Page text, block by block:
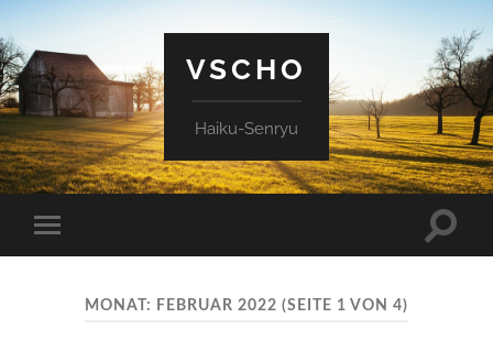
VSCHO
Haiku-Senryu
Mobile-
Menü
MONAT: FEBRUAR 2022 (SEITE 1 VON 4)